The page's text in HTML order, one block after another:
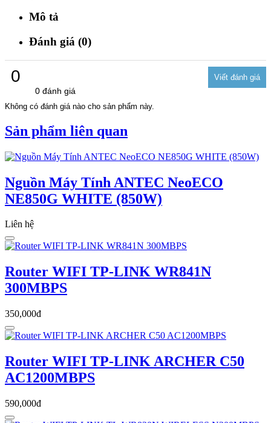
Mô tả
Đánh giá (0)
0
0 đánh giá
Không có đánh giá nào cho sản phẩm này.
Sản phẩm liên quan
Nguồn Máy Tính ANTEC NeoECO
NE850G WHITE (850W)
Liên hệ
Router WIFI TP-LINK WR841N
300MBPS
350,000đ
Router WIFI TP-LINK ARCHER C50
AC1200MBPS
590,000đ